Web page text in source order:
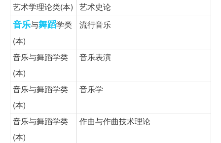
艺术学理论类(本)
艺术史论
音乐与舞蹈学类
(本)
流行音乐
音乐与舞蹈学类
(本)
音乐表演
音乐与舞蹈学类
(本)
音乐学
音乐与舞蹈学类
(本)
作曲与作曲技术理论